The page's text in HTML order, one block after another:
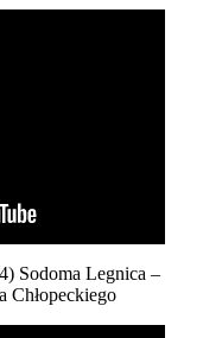
Sodoma Legnica –
Chłopeckiego